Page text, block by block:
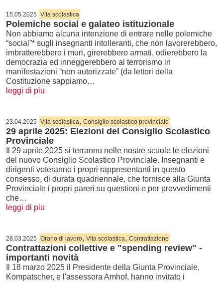
15.05.2025 Vita scolastica
Polemiche social e galateo istituzionale
Non abbiamo alcuna intenzione di entrare nelle polemiche
“social”* sugli insegnanti intolleranti, che non lavorerebbero,
imbratterebbero i muri, girerebbero armati, odierebbero la
democrazia ed inneggerebbero al terrorismo in
manifestazioni “non autorizzate” (da lettori della
Costituzione sappiamo…
leggi di piu
23.04.2025 Vita scolastica, Consiglio scolastico provinciale
29 aprile 2025: Elezioni del Consiglio Scolastico
Provinciale
Il 29 aprile 2025 si terranno nelle nostre scuole le elezioni
del nuovo Consiglio Scolastico Provinciale. Insegnanti e
dirigenti voteranno i propri rappresentanti in questo
consesso, di durata quadriennale, che fornisce alla Giunta
Provinciale i propri pareri su questioni e per provvedimenti
che…
leggi di piu
28.03.2025 Orario di lavoro, Vita scolastica, Contrattazione
Contrattazioni collettive e "spending review" -
importanti novità
Il 18 marzo 2025 il Presidente della Giunta Provinciale,
Kompatscher, e l'assessora Amhof, hanno invitato i